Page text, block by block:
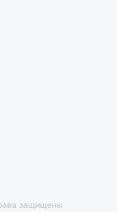
защищены